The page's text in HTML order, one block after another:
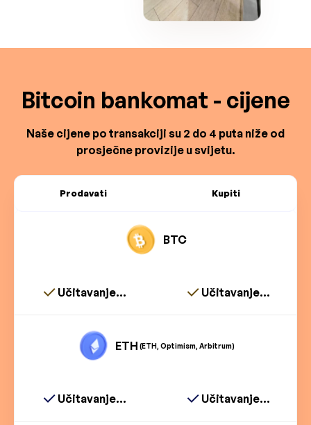
Bitcoin bankomat - cijene
Naše cijene po transakciji su 2 do 4 puta niže od
prosječne provizije u svijetu.
Prodavati Kupiti
BTC
Učitavanje... Učitavanje...
ETH (ETH, Optimism, Arbitrum)
Učitavanje... Učitavanje...